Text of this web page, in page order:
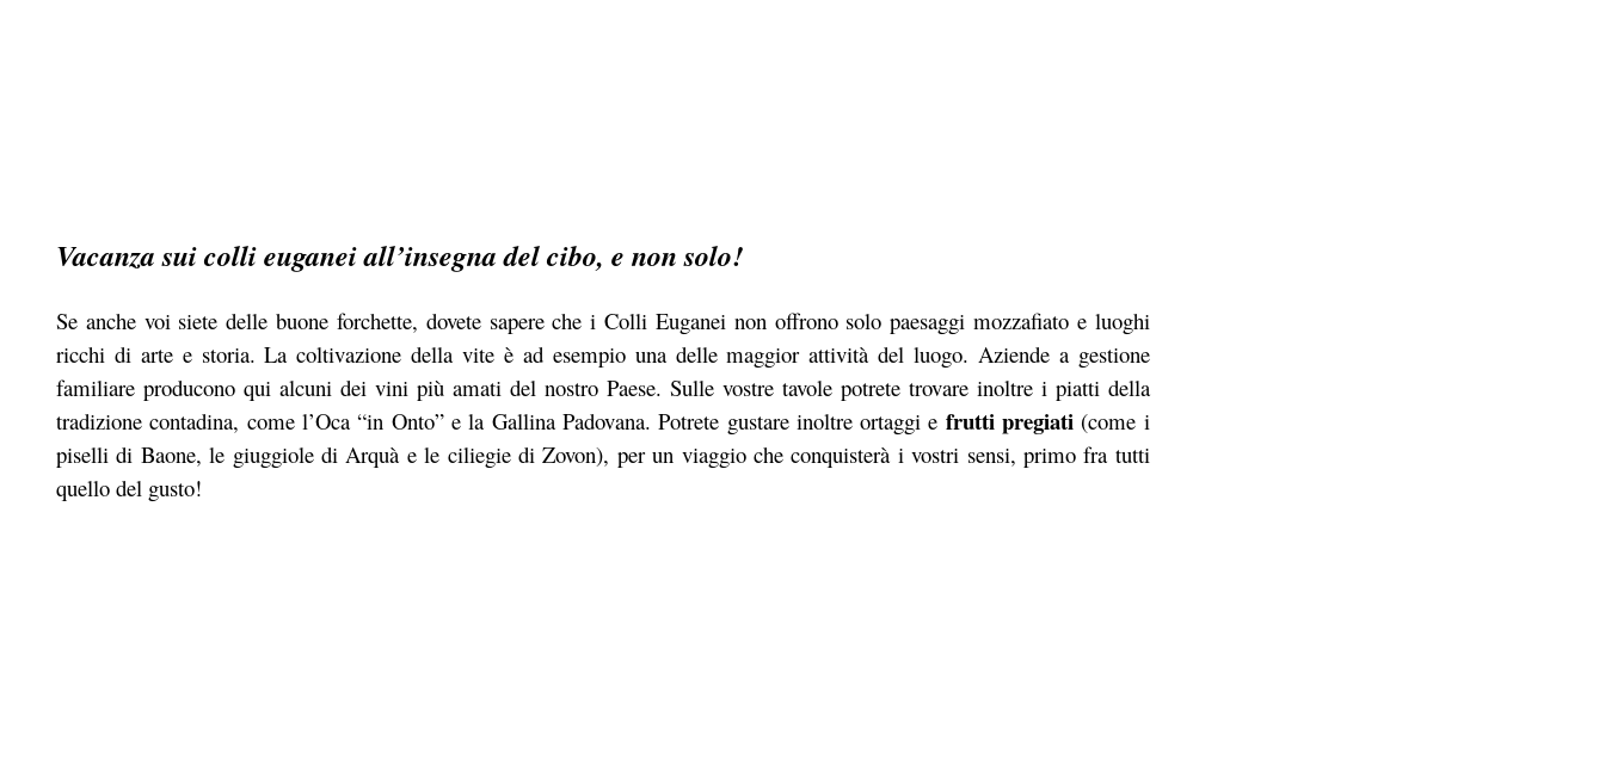
Vacanza sui colli euganei all’insegna del cibo, e non solo!
Se anche voi siete delle buone forchette, dovete sapere che i Colli Euganei non offrono solopaesaggi mozzafiato e luoghi
ricchi di arte e storia. La coltivazione della vite è ad esempio una delle maggior attività del luogo. Aziende a gestione
familiare producono qui alcuni dei vini più amati del nostro Paese. Sulle vostre tavole potrete trovare inoltre i piatti della
tradizione contadina, come l’Oca “in Onto” e la Gallina Padovana. Potrete gustare inoltre ortaggi e frutti pregiati (come i
piselli di Baone, le giuggiole di Arquà e le ciliegie di Zovon), per un viaggio che conquisterà i vostri sensi, primo fra tutti
quello del gusto!